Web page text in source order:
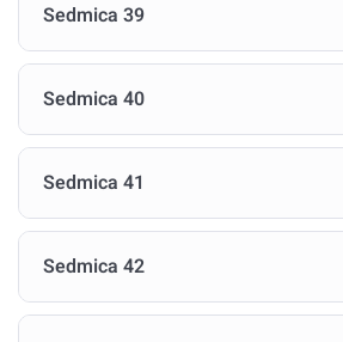
Sedmica 39
Sedmica 40
Sedmica 41
Sedmica 42